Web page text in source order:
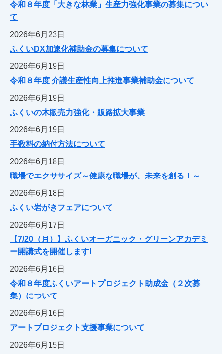
令和８年度「大きな林業」生産力強化事業の募集につい
て
2026年6月23日
ふくいDX加速化補助金の募集について
2026年6月19日
令和８年度 介護生産性向上推進事業補助金について
2026年6月19日
ふくいの木販売力強化・販路拡大事業
2026年6月19日
手数料の納付方法について
2026年6月18日
職場でエクササイズ～健康な職場が、未来を創る！～
2026年6月18日
ふくい岩がきフェアについて
2026年6月17日
【7/20（月）】ふくいオーガニック・グリーンアカデミ
ー開講式を開催します!
2026年6月16日
令和８年度ふくいアートプロジェクト助成金（２次募
集）について
2026年6月16日
アートプロジェクト支援事業について
2026年6月15日